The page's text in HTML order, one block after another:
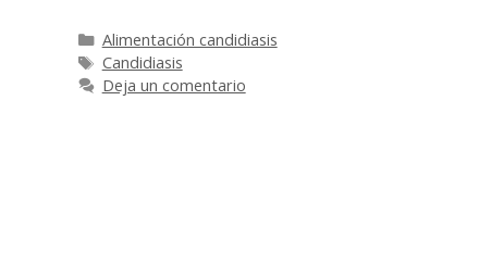
Categorías
Alimentación candidiasis
Etiquetas
Candidiasis
Deja un comentario